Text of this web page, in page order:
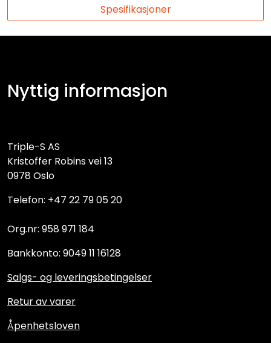
Spesifikasjoner
Nyttig informasjon
Triple-S AS
Kristoffer Robins vei 13
0978 Oslo
Telefon: +47 22 79 05 20
Org.nr: 958 971 184
Bankkonto: 9049 11 16128
Salgs- og leveringsbetingelser
Retur av varer
Åpenhetsloven